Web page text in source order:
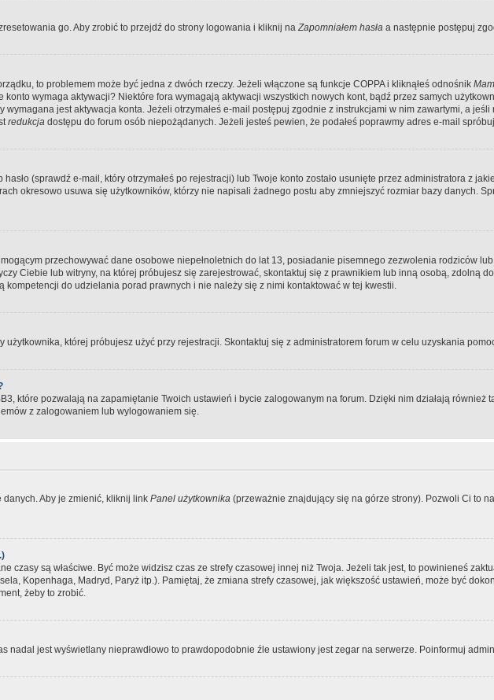
go. Aby zrobić to przejdź do strony logowania i kliknij naZapomniałem hasła a następnie postępuj
to problemem może być jedna z dwóch rzeczy. Jeżeli włączone są funkcje COPPA i kliknąłeś odnośnik
wymaga aktywacji? Niektóre fora wymagają aktywacji wszystkich nowych kont, bądź przez samych
jest aktywacja konta. Jeżeli otrzymałeś e-mail postępuj zgodnie z instrukcjami w nim zawartymi, a jeśli
redukcja dostępu do forum osób niepożądanych. Jeżeli jesteś pewien, że podałeś poprawmy adres e-mail
(sprawdź e-mail, który otrzymałeś po rejestracji) lub Twoje konto zostało usunięte przez administratora z
okresowo usuwa się użytkowników, którzy nie napisali żadnego postu aby zmniejszyć rozmiar bazy danych.
przechowywać dane osobowe niepełnoletnich do lat 13, posiadanie pisemnego zezwolenia rodziców
Ciebie lub witryny, na której próbujesz się zarejestrować, skontaktuj się z prawnikiem lub inną osobą, zdolną
do udzielania porad prawnych i nie należy się z nimi kontaktować w tej kwestii.
użytkownika, której próbujesz użyć przy rejestracji. Skontaktuj się z administratorem forum w celu uzyskania
które pozwalają na zapamiętanie Twoich ustawień i bycie zalogowanym na forum. Dzięki nim działają również
z zalogowaniem lub wylogowaniem się.
Aby je zmienić, kliknij link Panel użytkownika (przeważnie znajdujący się na górze strony). Pozwoli Ci to
czasy są właściwe. Być może widzisz czas ze strefy czasowej innej niż Twoja. Jeżeli tak jest, to powinieneś
Kopenhaga, Madryd, Paryż itp.). Pamiętaj, że zmiana strefy czasowej, jak większość ustawień, może być
żeby to zrobić.
jest wyświetlany nieprawdłowo to prawdopodobnie źle ustawiony jest zegar na serwerze. Poinformuj